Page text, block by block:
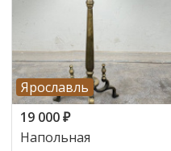
Ярославль
19 000₽
Напольная